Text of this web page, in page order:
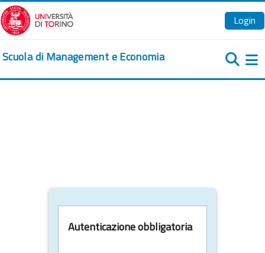
Vai al contenuto principale
Login
Scuola di Management e Economia
Autenticazione obbligatoria